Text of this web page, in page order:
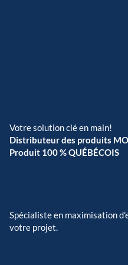
Votre solution clé en main!
Distributeur des produits
Produit 100 % QUÉBÉCOIS
Spécialiste en maximisation
votre projet.